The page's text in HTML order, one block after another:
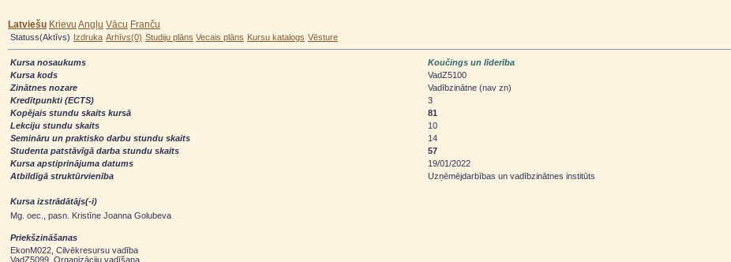
Latviešu Krievu Angļu Vācu Franču
Statuss(Aktīvs) Izdruka Arhīvs(0) Studiju plāns Vecais plāns Kursu katalogs Vēsture
Kursa nosaukums
Koučings un līderība
Kursa kods
VadZ5100
Zinātnes nozare
Vadībzinātne (nav zn)
Kredītpunkti (ECTS)
3
Kopējais stundu skaits kursā
81
Lekciju stundu skaits
10
Semināru un praktisko darbu stundu skaits
14
Studenta patstāvīgā darba stundu skaits
57
Kursa apstiprinājuma datums
19/01/2022
Atbildīgā struktūrvienība
Uzņēmējdarbības un vadībzinātnes institūts
Kursa izstrādātājs(-i)
Mg. oec., pasn. Kristīne Joanna Golubeva
Priekšzināšanas
EkonM022, Cilvēkresursu vadība
VadZ5099, Organizāciju vadīšana